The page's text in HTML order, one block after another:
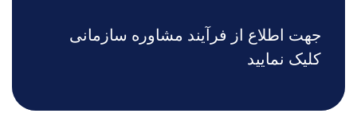
جهت اطلاع از فرآیند مشاوره سازمانی
کلیک نمایید